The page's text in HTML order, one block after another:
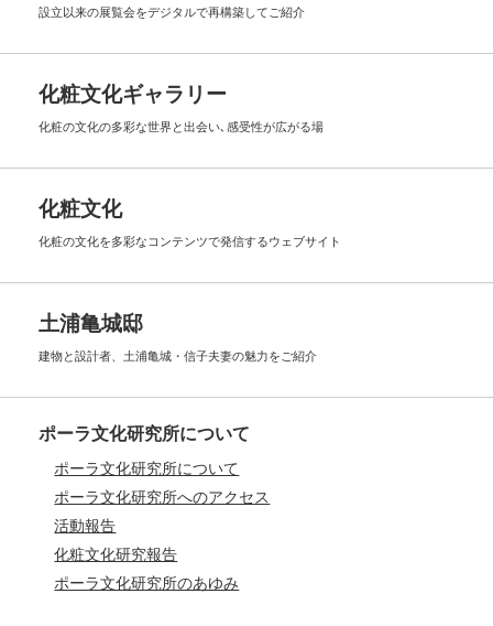
設立以来の展覧会をデジタルで再構築してご紹介
化粧文化ギャラリー
化粧の文化の多彩な世界と出会い､ 感受性が広がる場
化粧文化
化粧の文化を多彩なコンテンツで発信するウェブサイト
土浦亀城邸
建物と設計者、土浦亀城・信子夫妻の魅力をご紹介
ポーラ文化研究所について
ポーラ文化研究所について
ポーラ文化研究所へのアクセス
活動報告
化粧文化研究報告
ポーラ文化研究所のあゆみ